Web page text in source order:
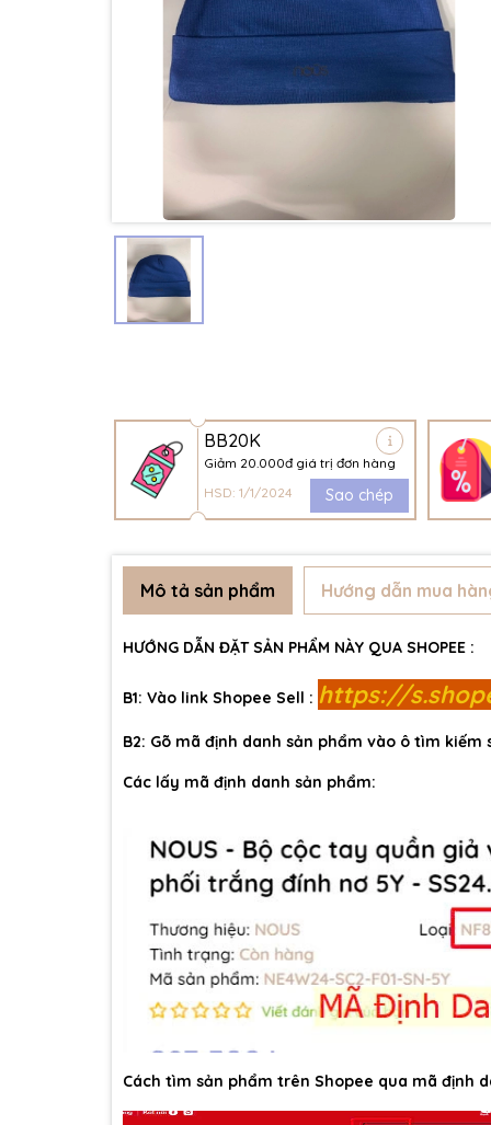
BB20K
Giảm 20.000đ giá trị đơn hàng
HSD: 1/1/2024
Sao chép
Mô tả sản phẩm Hướng dẫn mua
HƯỚNG DẪN ĐẶT SẢN PHẨM NÀY QUA SHOPEE :
B1: Vào link Shopee Sell : https://
B2: Gõ mã định danh sản phẩm vào ô tìm kiếm
Các lấy mã định danh sản phẩm:
Cách tìm sản phẩm trên Shopee qua mã định